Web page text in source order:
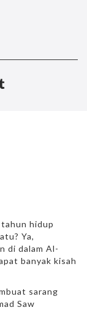
hidup
Ya,
di dalam Al-
banyak kisah
sarang
Saw